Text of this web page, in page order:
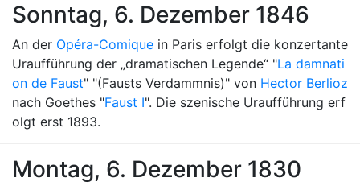
Sonntag, 6. Dezember 1846
An der Opéra-Comique in Paris erfolgt die konzertante
Uraufführung der „dramatischen Legende“ "La damnati
on de Faust" "(Fausts Verdammnis)" von Hector Berlioz
nach Goethes "Faust I". Die szenische Uraufführung erf
olgt erst 1893.
Montag, 6. Dezember 1830